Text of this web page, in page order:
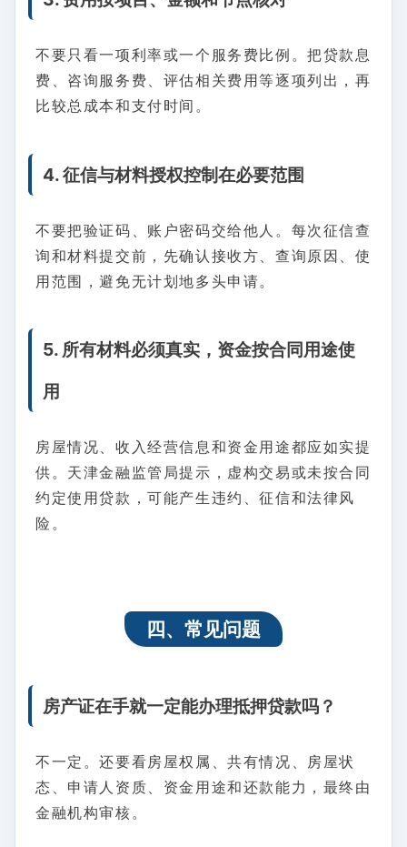
不要只看一项利率或一个服务费比例。把贷款息
费、咨询服务费、评估相关费用等逐项列出，再
比较总成本和支付时间。
4. 征信与材料授权控制在必要范围
不要把验证码、账户密码交给他人。每次征信查
询和材料提交前，先确认接收方、查询原因、使
用范围，避免无计划地多头申请。
5. 所有材料必须真实，资金按合同用途使
用
房屋情况、收入经营信息和资金用途都应如实提
供。天津金融监管局提示，虚构交易或未按合同
约定使用贷款，可能产生违约、征信和法律风
险。
四、常见问题
房产证在手就一定能办理抵押贷款吗？
不一定。还要看房屋权属、共有情况、房屋状
态、申请人资质、资金用途和还款能力，最终由
金融机构审核。